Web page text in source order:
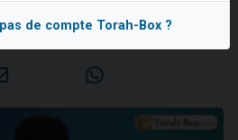
49 places pour étudier en groupe sur Zoom
29 personnes viennent de demander une bénédiction
UZAN
2023
de compte Torah-Box ?